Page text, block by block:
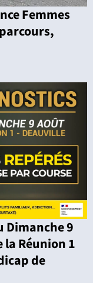
Femmes
Dimanche 9
la Réunion 1
de